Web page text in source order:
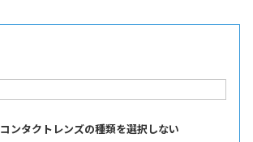
コンタクトレンズの種類を選択しない